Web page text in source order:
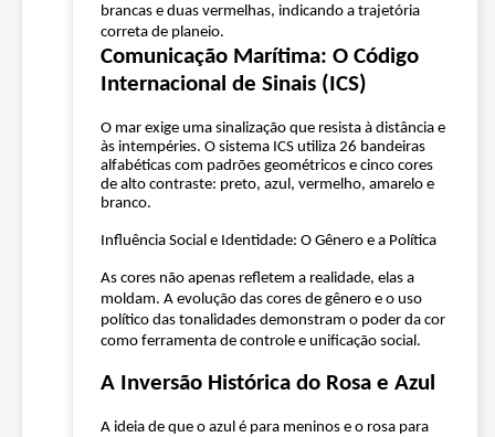
brancas e duas vermelhas, indicando a trajetória
correta de planeio.
Comunicação Marítima: O Código
Internacional de Sinais (ICS)
O mar exige uma sinalização que resista à distância e
às intempéries. O sistema ICS utiliza 26 bandeiras
alfabéticas com padrões geométricos e cinco cores
de alto contraste: preto, azul, vermelho, amarelo e
branco.
Influência Social e Identidade: O Gênero e a Política
As cores não apenas refletem a realidade, elas a
moldam. A evolução das cores de gênero e o uso
político das tonalidades demonstram o poder da cor
como ferramenta de controle e unificação social.
A Inversão Histórica do Rosa e Azul
A ideia de que o azul é para meninos e o rosa para